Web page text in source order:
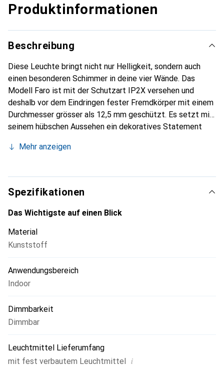
Produktinformationen
Beschreibung
Diese Leuchte bringt nicht nur Helligkeit, sondern auch
einen besonderen Schimmer in deine vier Wände. Das
Modell Faro ist mit der Schutzart IP2X versehen und
deshalb vor dem Eindringen fester Fremdkörper mit einem
Durchmesser grösser als 12,5 mm geschützt. Es setzt mit
seinem hübschen Aussehen ein dekoratives Statement
Qualitäten und Highlights, die die Marke Mondilux prägen,
sorgt für eine schöne Optik und schenkt deinen
Wohnräumen zusätzlich Atmosphäre. Es wird dir viel
Freude bereiten und lässt sich problemlos in viele
Einrichtungsstile integrieren. Diese Tischleuchte ist eine
im keinem Zuhause fehlen.
Mehr anzeigen
Spezifikationen
Das Wichtigste auf einen Blick
Material
Kunststoff
Anwendungsbereich
Indoor
Dimmbarkeit
Dimmbar
Leuchtmittel Lieferumfang
mit fest verbautem Leuchtmittel i